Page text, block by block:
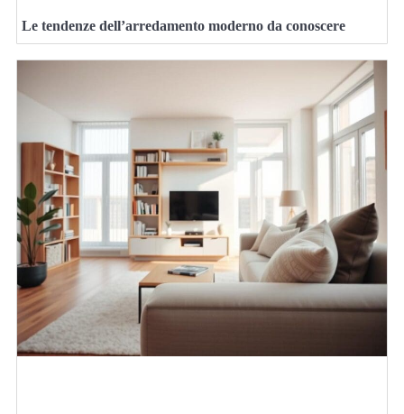
Le tendenze dell’arredamento moderno da conoscere